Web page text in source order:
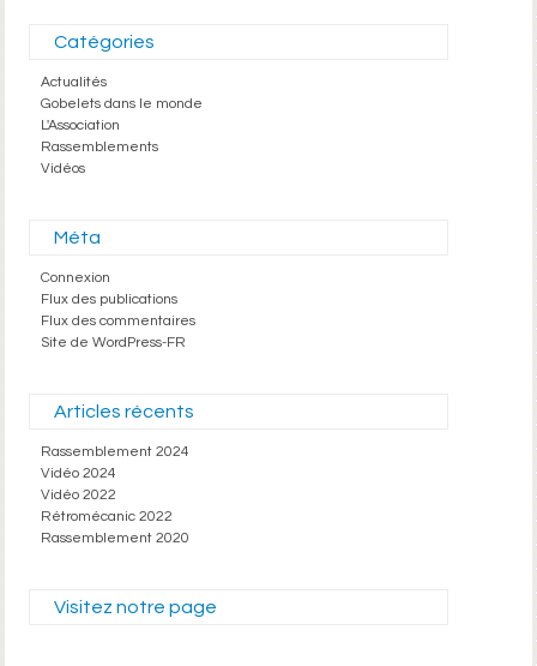
Catégories
Actualités
Gobelets dans le monde
L'Association
Rassemblements
Vidéos
Méta
Connexion
Flux des publications
Flux des commentaires
Site de WordPress-FR
Articles récents
Rassemblement 2024
Vidéo 2024
Vidéo 2022
Rétromécanic 2022
Rassemblement 2020
Visitez notre page